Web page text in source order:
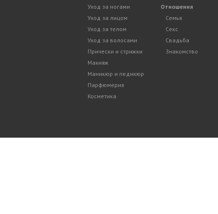
Уход за ногами
Уход за лицом
Уход за телом
Уход за волосами
Прически и стрижки
Макияж
Маникюр и педикюр
Парфюмерия
Косметика
Отношения
Семья
Секс
Свадьба
Знакомство